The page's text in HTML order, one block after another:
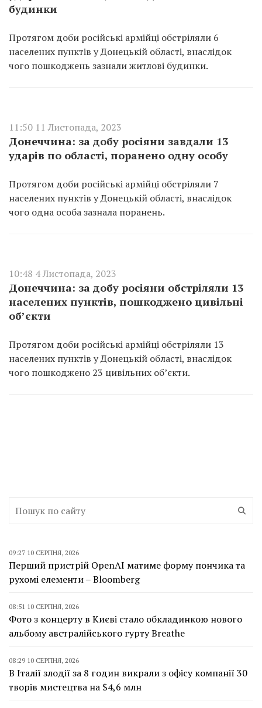
будинки
Протягом доби російські армійці обстріляли 6
населених пунктів у Донецькій області, внаслідок
чого пошкоджень зазнали житлові будинки.
11:50 11 Листопада, 2023
Донеччина: за добу росіяни завдали 13
ударів по області, поранено одну особу
Протягом доби російські армійці обстріляли 7
населених пунктів у Донецькій області, внаслідок
чого одна особа зазнала поранень.
10:48 4 Листопада, 2023
Донеччина: за добу росіяни обстріляли 13
населених пунктів, пошкоджено цивільні
об’єкти
Протягом доби російські армійці обстріляли 13
населених пунктів у Донецькій області, внаслідок
чого пошкоджено 23 цивільних об’єкти.
09:27 10 СЕРПНЯ, 2026
Перший пристрій OpenAI матиме форму пончика та
рухомі елементи – Bloomberg
08:51 10 СЕРПНЯ, 2026
Фото з концерту в Києві стало обкладинкою нового
альбому австралійського гурту Breathe
08:29 10 СЕРПНЯ, 2026
В Італії злодії за 8 годин викрали з офісу компанії 30
творів мистецтва на $4,6 млн